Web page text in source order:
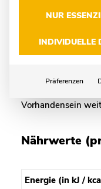
Haferflocken,
Vorhandensein
Nährwerte
Energie (in kJ /
NUR
INDIVIDUELLE
Präferenzen